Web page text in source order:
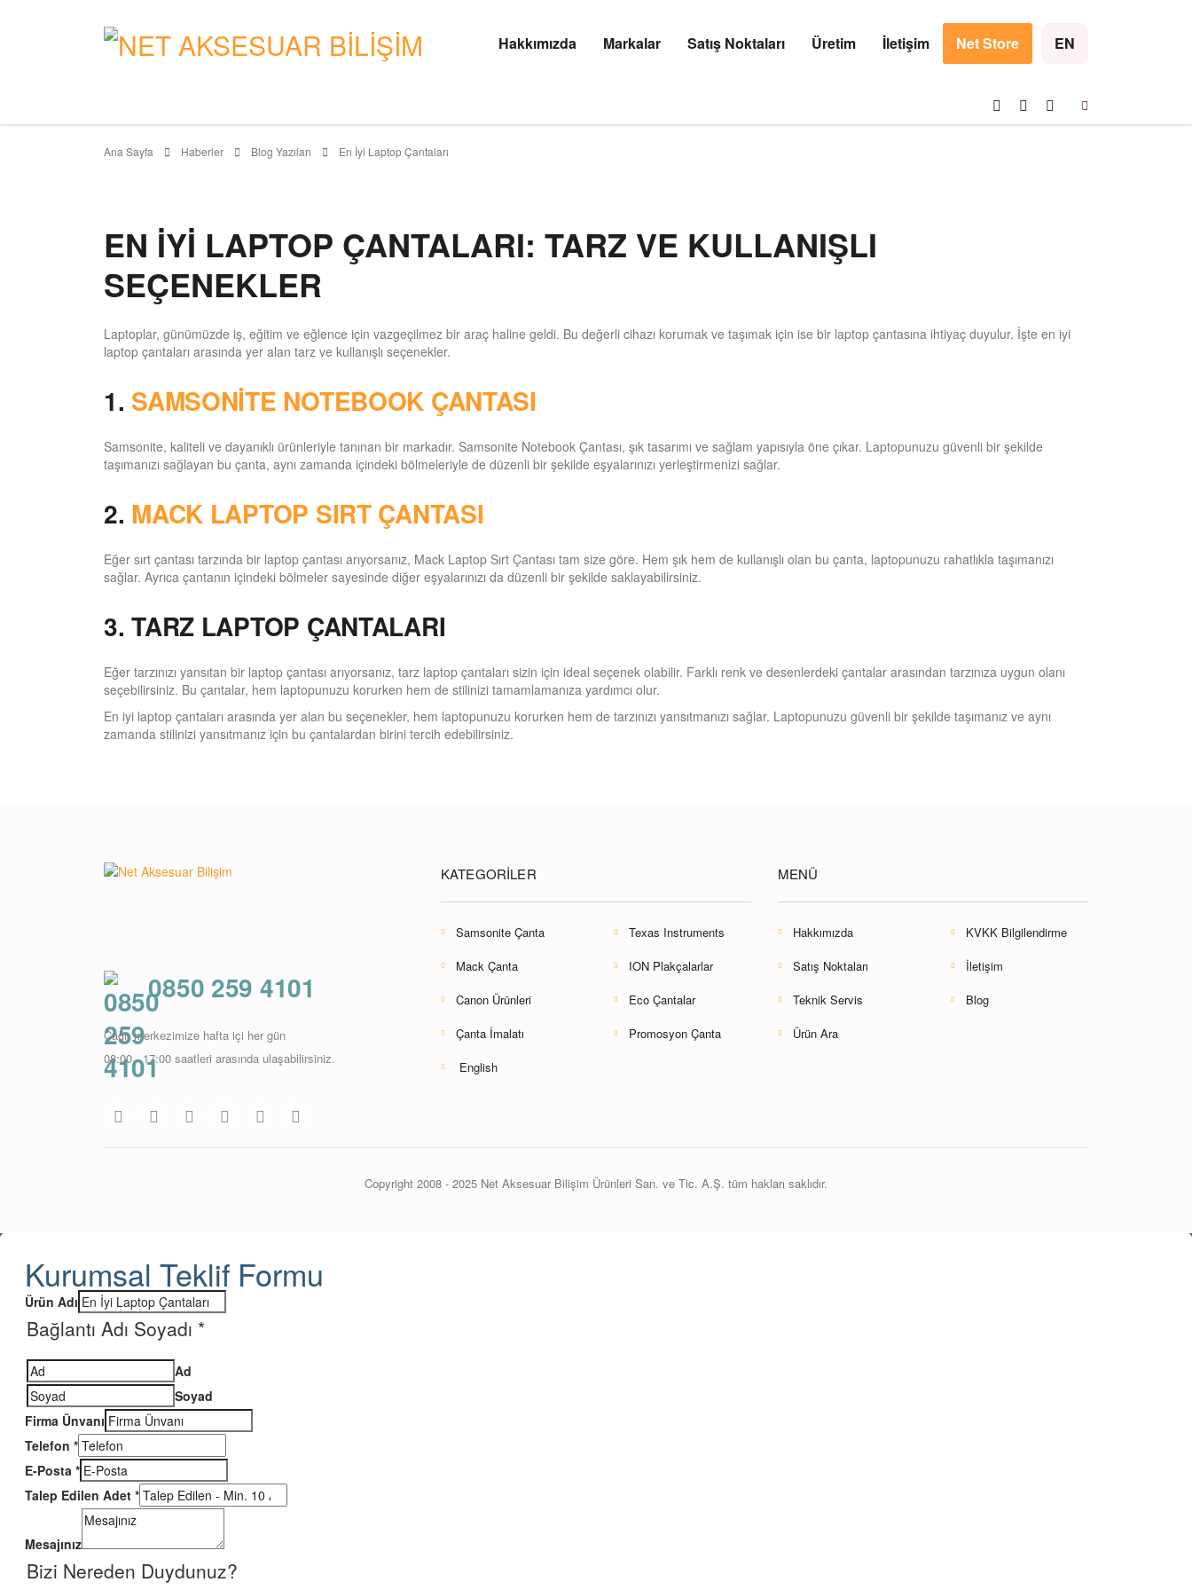
Hakkımızda Markalar Satış Noktaları Üretim İletişim Net Store EN
Ana Sayfa Haberler Blog Yazıları En İyi Laptop Çantaları
EN İYI LAPTOP ÇANTALARI: TARZ VE KULLANIŞLI
SEÇENEKLER
Laptoplar, günümüzde iş, eğitim ve eğlence için vazgeçilmez bir araç haline geldi. Bu değerli cihazı korumak ve taşımak için ise bir laptop çantasına ihtiyaç duyulur. İşte en iyi
laptop çantaları arasında yer alan tarz ve kullanışlı seçenekler.
1. SAMSONITE NOTEBOOK ÇANTASI
Samsonite, kaliteli ve dayanıklı ürünleriyle tanınan bir markadır. Samsonite Notebook Çantası, şık tasarımı ve sağlam yapısıyla öne çıkar. Laptopunuzu güvenli bir şekilde
taşımanızı sağlayan bu çanta, aynı zamanda içindeki bölmeleriyle de düzenli bir şekilde eşyalarınızı yerleştirmenizi sağlar.
2. MACK LAPTOP SIRT ÇANTASI
Eğer sırt çantası tarzında bir laptop çantası arıyorsanız, Mack Laptop Sırt Çantası tam size göre. Hem şık hem de kullanışlı olan bu çanta, laptopunuzu rahatlıkla taşımanızı
sağlar. Ayrıca çantanın içindeki bölmeler sayesinde diğer eşyalarınızı da düzenli bir şekilde saklayabilirsiniz.
3. TARZ LAPTOP ÇANTALARI
Eğer tarzınızı yansıtan bir laptop çantası arıyorsanız, tarz laptop çantaları sizin için ideal seçenek olabilir. Farklı renk ve desenlerdeki çantalar arasından tarzınıza uygun olanı
seçebilirsiniz. Bu çantalar, hem laptopunuzu korurken hem de stilinizi tamamlamanıza yardımcı olur.
En iyi laptop çantaları arasında yer alan bu seçenekler, hem laptopunuzu korurken hem de tarzınızı yansıtmanızı sağlar. Laptopunuzu güvenli bir şekilde taşımanız ve aynı
zamanda stilinizi yansıtmanız için bu çantalardan birini tercih edebilirsiniz.
0850 259 4101
Çağrı merkezimize hafta içi her gün
08:00 - 17:00 saatleri arasında ulaşabilirsiniz.
KATEGORILER
Samsonite Çanta
Texas Instruments
Mack Çanta
ION Plakçalarlar
Canon Ürünleri
Eco Çantalar
Çanta İmalatı
Promosyon Çanta
English
MENÜ
Hakkımızda
KVKK Bilgilendirme
Satış Noktaları
İletişim
Teknik Servis
Blog
Ürün Ara
Copyright 2008 - 2025 Net Aksesuar Bilişim Ürünleri San. ve Tic. A.Ş. tüm hakları saklıdır.
Kurumsal Teklif Formu
Ürün Adı
Bağlantı Adı Soyadı *
Ad
Soyad
Firma Ünvanı
Telefon *
E-Posta *
Talep Edilen Adet *
Mesajınız
Bizi Nereden Duydunuz?